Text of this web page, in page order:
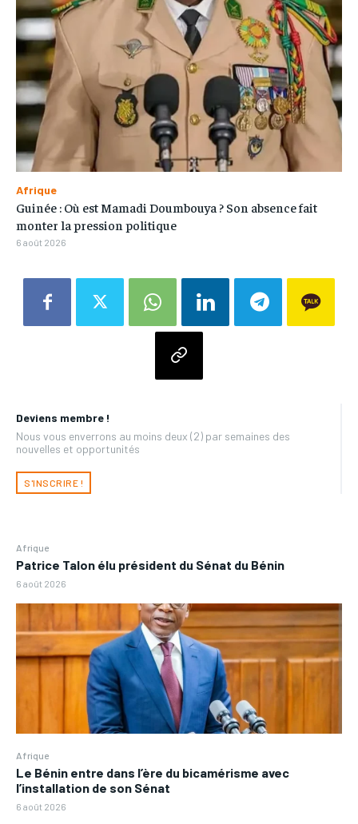
Deviens membre !
Nous vous enverrons au moins deux (2) par semaines des
nouvelles et opportunités
S'INSCRIRE !
Afrique
Patrice Talon élu président du Sénat du Bénin
6 août 2026
Afrique
Le Bénin entre dans l’ère du bicamérisme avec
l’installation de son Sénat
6 août 2026
Afrique
Guinée : Où est Mamadi Doumbouya ? Son absence fait
monter la pression politique
6 août 2026